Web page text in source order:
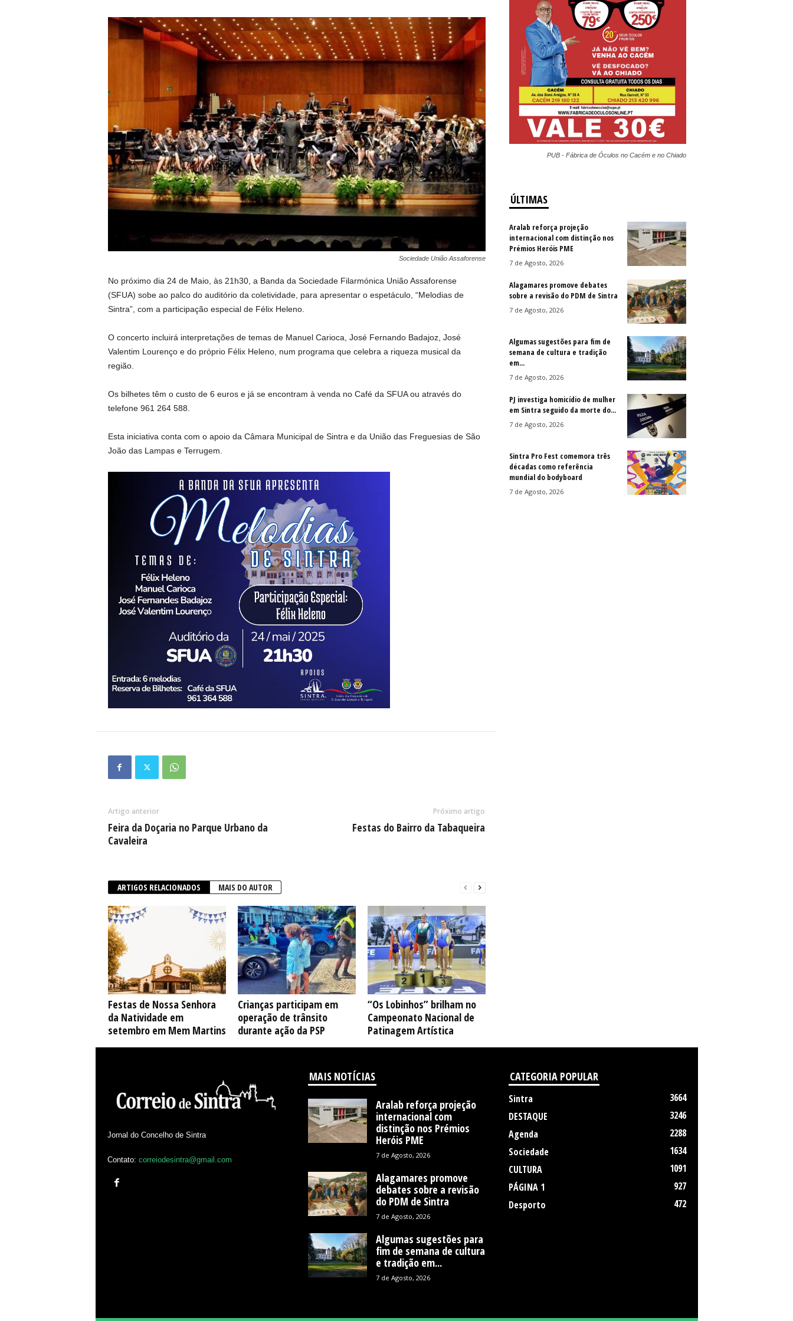
Sociedade União Assaforense
No próximo dia 24 de Maio, às 21h30, a Banda da Sociedade Filarmónica União Assaforense
(SFUA) sobe ao palco do auditório da coletividade, para apresentar o espetáculo, “Melodias de
Sintra”, com a participação especial de Félix Heleno.
O concerto incluirá interpretações de temas de Manuel Carioca, José Fernando Badajoz, José
Valentim Lourenço e do próprio Félix Heleno, num programa que celebra a riqueza musical da
região.
Os bilhetes têm o custo de 6 euros e já se encontram à venda no Café da SFUA ou através do
telefone 961 264 588.
Esta iniciativa conta com o apoio da Câmara Municipal de Sintra e da União das Freguesias de São
João das Lampas e Terrugem.
Artigo anterior
Feira da Doçaria no Parque Urbano da
Cavaleira
Próximo artigo
Festas do Bairro da Tabaqueira
ARTIGOS RELACIONADOS MAIS DO AUTOR
Festas de Nossa Senhora
da Natividade em
setembro em Mem Martins
Crianças participam em
operação de trânsito
durante ação da PSP
“Os Lobinhos” brilham no
Campeonato Nacional de
Patinagem Artística
PUB - Fábrica de Óculos no Cacém e no Chiado
ÚLTIMAS
Aralab reforça projeção
internacional com distinção nos
Prémios Heróis PME
7 de Agosto, 2026
Alagamares promove debates
sobre a revisão do PDM de Sintra
7 de Agosto, 2026
Algumas sugestões para fim de
semana de cultura e tradição
em...
7 de Agosto, 2026
PJ investiga homicídio de mulher
em Sintra seguido da morte do...
7 de Agosto, 2026
Sintra Pro Fest comemora três
décadas como referência
mundial do bodyboard
7 de Agosto, 2026
Jornal do Concelho de Sintra
Contato: correiodesintra@gmail.com
MAIS NOTÍCIAS
Aralab reforça projeção
internacional com
distinção nos Prémios
Heróis PME
7 de Agosto, 2026
Alagamares promove
debates sobre a revisão
do PDM de Sintra
7 de Agosto, 2026
Algumas sugestões para
fim de semana de cultura
e tradição em...
7 de Agosto, 2026
CATEGORIA POPULAR
Sintra
3664
DESTAQUE
3246
Agenda
2288
Sociedade
1634
CULTURA
1091
PÁGINA 1
927
Desporto
472